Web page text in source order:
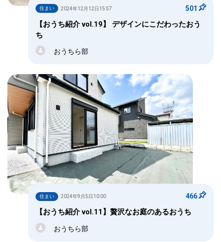
住まい 2024年12月12日15:57 501
【おうち紹介 vol.19】 デザインにこだわったおう
ち
おうちら部
住まい 2024年9月5日10:00 466
【おうち紹介 vol.11】贅沢なお庭のあるおうち
おうちら部